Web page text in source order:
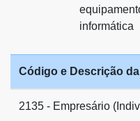
informática
Código e Descrição
2135 - Empresário